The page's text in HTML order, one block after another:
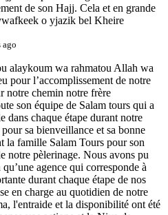
de son Hajj. Cela et en grande
o yjazik bel Kheire
ago
alaykoum wa rahmatou Allah wa
pour l’accomplissement de notre
notre chemin notre frère
son équipe de Salam tours qui a
dans chaque étape durant notre
sa bienveillance et sa bonne
la famille Salam Tours pour son
notre pèlerinage. Nous avons pu
agence qui corresponde à
durant chaque étape de nos
en charge au quotidien de notre
l'entraide et la disponibilité ont été